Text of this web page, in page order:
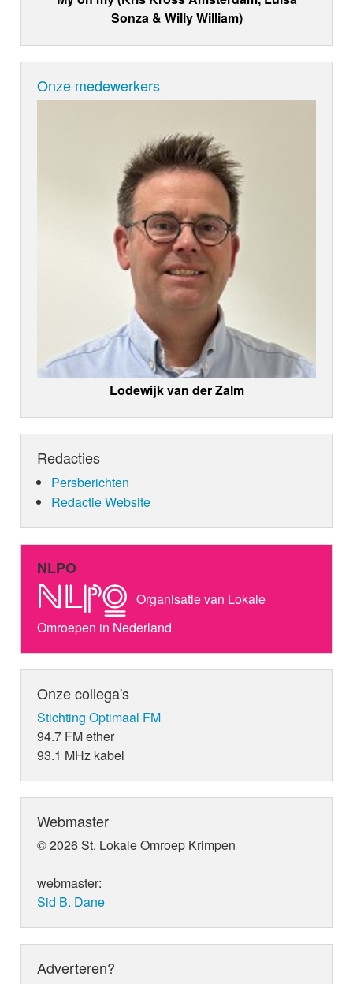
Sonza & Willy William)
Onze medewerkers
Lodewijk van der Zalm
Redacties
Persberichten
Redactie Website
NLPO
Organisatie van Lokale
Omroepen in Nederland
Onze collega's
Stichting Optimaal FM
94.7 FM ether
93.1 MHz kabel
Webmaster
© 2026 St. Lokale Omroep Krimpen
webmaster:
Sid B. Dane
Adverteren?